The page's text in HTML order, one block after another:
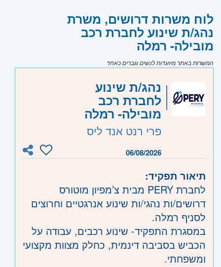
לוח משרות דרושים, משרת
נהג/ת שינוע לחברת רכב
מובילה- רמלה
המשרות באתר מיועדות לנשים וגברים כאחד
נהג/ת שינוע
לחברת רכב
מובילה- רמלה
פרי רנט אנד ליס
06/08/2026
תיאור תפקיד:
לחברת PERY מבית צ’מפיון מוטורס
דרושים/ות נהגי/ות שינוע אנרגטיים וחרוצים
לסניף רמלה.
במסגרת התפקיד- שינוע רכבים, עבודה על
הכביש בסביבה דינמית, כחלק מצוות מקצועי
ומשפחתי.